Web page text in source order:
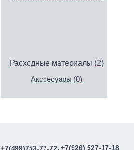
Расходные материалы (2)
Акссесуары (0)
+7(499)753-77-72, +7(926) 527-17-18